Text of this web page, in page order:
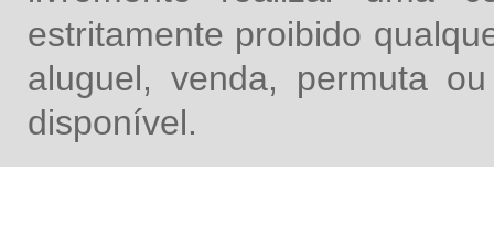
estritamente proibido
aluguel, venda, permuta
disponível.